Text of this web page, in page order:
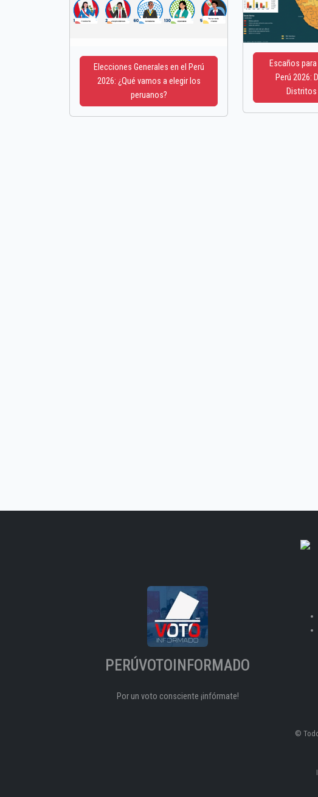
Elecciones Generales en el Perú
2026: ¿Qué vamos a elegir los
peruanos?
Escaños
Perú 2026:
PERÚVOTOINFORMADO
Por un voto consciente ¡infórmate!
©